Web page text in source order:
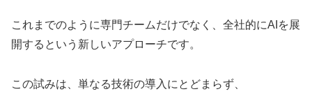
これまでのように専門チームだけでなく、全社的にAIを展
開するという新しいアプローチです。
この試みは、単なる技術の導入にとどまらず、